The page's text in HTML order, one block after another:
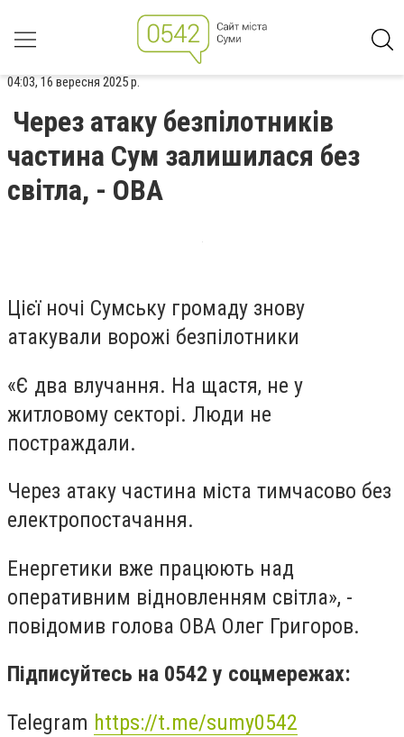
04:03, 16 вересня 2025 р.
Через атаку безпілотників
частина Сум залишилася без
світла, - ОВА
Цієї ночі Сумську громаду знову
атакували ворожі безпілотники
«Є два влучання. На щастя, не у
житловому секторі. Люди не
постраждали.
Через атаку частина міста тимчасово без
електропостачання.
Енергетики вже працюють над
оперативним відновленням світла», -
повідомив голова ОВА Олег Григоров.
Підписуйтесь на 0542 у соцмережах:
Telegram https://t.me/sumy0542